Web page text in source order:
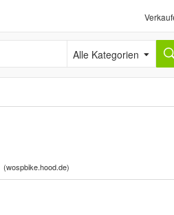
Alle Kategorien
(wospbike.hood.de)